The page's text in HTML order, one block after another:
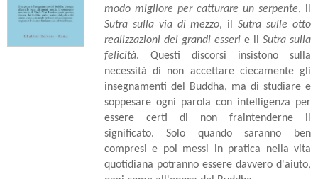
modo migliore per catturare un serpente, il
Sutra sulla via di mezzo, ilSutra sulle otto
realizzazioni dei grandi esserie il Sutra sulla
felicità. Questi discorsi insistono sulla
necessità di non accettare ciecamente gli
insegnamenti del Buddha, ma di studiare e
soppesare ogni parola con intelligenza per
essere certi di non fraintenderne il
significato. Solo quando saranno ben
compresi e poi messi in pratica nella vita
quotidiana potranno essere davvero d'aiuto,